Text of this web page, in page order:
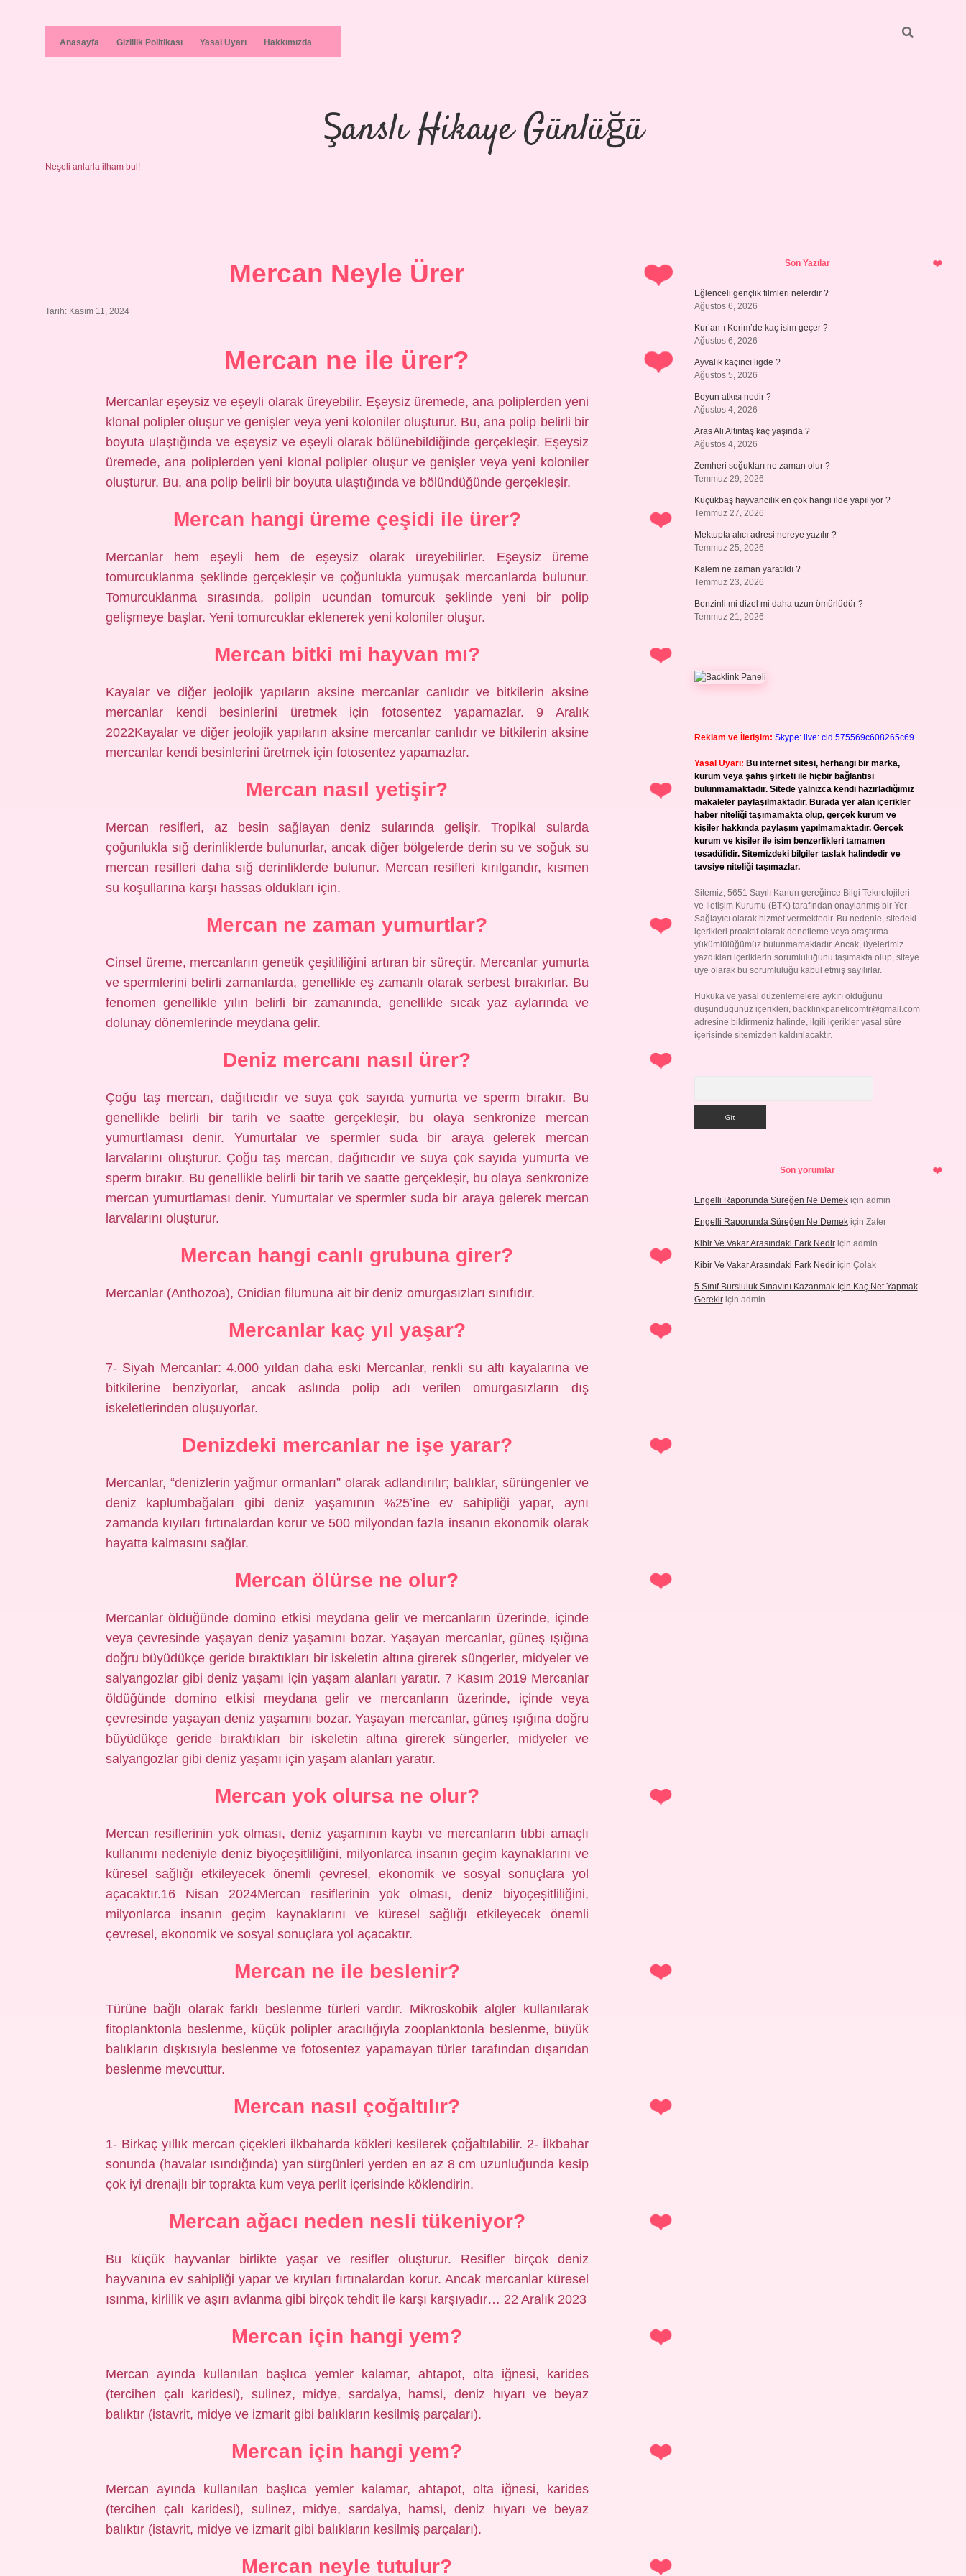
Anasayfa Gizlilik Politikası Yasal Uyarı Hakkımızda
Şanslı Hikaye Günlüğü
Neşeli anlarla ilham bul!
Mercan Neyle Ürer
Tarih: Kasım 11, 2024
Mercan ne ile ürer?
Mercanlar eşeysiz ve eşeyli olarak üreyebilir. Eşeysiz üremede, ana poliplerden yeni
klonal polipler oluşur ve genişler veya yeni koloniler oluşturur. Bu, ana polip belirli bir
boyuta ulaştığında ve eşeysiz ve eşeyli olarak bölünebildiğinde gerçekleşir. Eşeysiz
üremede, ana poliplerden yeni klonal polipler oluşur ve genişler veya yeni koloniler
oluşturur. Bu, ana polip belirli bir boyuta ulaştığında ve bölündüğünde gerçekleşir.
Mercan hangi üreme çeşidi ile ürer?
Mercanlar hem eşeyli hem de eşeysiz olarak üreyebilirler. Eşeysiz üreme
tomurcuklanma şeklinde gerçekleşir ve çoğunlukla yumuşak mercanlarda bulunur.
Tomurcuklanma sırasında, polipin ucundan tomurcuk şeklinde yeni bir polip
gelişmeye başlar. Yeni tomurcuklar eklenerek yeni koloniler oluşur.
Mercan bitki mi hayvan mı?
Kayalar ve diğer jeolojik yapıların aksine mercanlar canlıdır ve bitkilerin aksine
mercanlar kendi besinlerini üretmek için fotosentez yapamazlar. 9 Aralık
2022Kayalar ve diğer jeolojik yapıların aksine mercanlar canlıdır ve bitkilerin aksine
mercanlar kendi besinlerini üretmek için fotosentez yapamazlar.
Mercan nasıl yetişir?
Mercan resifleri, az besin sağlayan deniz sularında gelişir. Tropikal sularda
çoğunlukla sığ derinliklerde bulunurlar, ancak diğer bölgelerde derin su ve soğuk su
mercan resifleri daha sığ derinliklerde bulunur. Mercan resifleri kırılgandır, kısmen
su koşullarına karşı hassas oldukları için.
Mercan ne zaman yumurtlar?
Cinsel üreme, mercanların genetik çeşitliliğini artıran bir süreçtir. Mercanlar yumurta
ve spermlerini belirli zamanlarda, genellikle eş zamanlı olarak serbest bırakırlar. Bu
fenomen genellikle yılın belirli bir zamanında, genellikle sıcak yaz aylarında ve
dolunay dönemlerinde meydana gelir.
Deniz mercanı nasıl ürer?
Çoğu taş mercan, dağıtıcıdır ve suya çok sayıda yumurta ve sperm bırakır. Bu
genellikle belirli bir tarih ve saatte gerçekleşir, bu olaya senkronize mercan
yumurtlaması denir. Yumurtalar ve spermler suda bir araya gelerek mercan
larvalarını oluşturur. Çoğu taş mercan, dağıtıcıdır ve suya çok sayıda yumurta ve
sperm bırakır. Bu genellikle belirli bir tarih ve saatte gerçekleşir, bu olaya senkronize
mercan yumurtlaması denir. Yumurtalar ve spermler suda bir araya gelerek mercan
larvalarını oluşturur.
Mercan hangi canlı grubuna girer?
Mercanlar (Anthozoa), Cnidian filumuna ait bir deniz omurgasızları sınıfıdır.
Mercanlar kaç yıl yaşar?
7- Siyah Mercanlar: 4.000 yıldan daha eski Mercanlar, renkli su altı kayalarına ve
bitkilerine benziyorlar, ancak aslında polip adı verilen omurgasızların dış
iskeletlerinden oluşuyorlar.
Denizdeki mercanlar ne işe yarar?
Mercanlar, “denizlerin yağmur ormanları” olarak adlandırılır; balıklar, sürüngenler ve
deniz kaplumbağaları gibi deniz yaşamının %25’ine ev sahipliği yapar, aynı
zamanda kıyıları fırtınalardan korur ve 500 milyondan fazla insanın ekonomik olarak
hayatta kalmasını sağlar.
Mercan ölürse ne olur?
Mercanlar öldüğünde domino etkisi meydana gelir ve mercanların üzerinde, içinde
veya çevresinde yaşayan deniz yaşamını bozar. Yaşayan mercanlar, güneş ışığına
doğru büyüdükçe geride bıraktıkları bir iskeletin altına girerek süngerler, midyeler ve
salyangozlar gibi deniz yaşamı için yaşam alanları yaratır. 7 Kasım 2019 Mercanlar
öldüğünde domino etkisi meydana gelir ve mercanların üzerinde, içinde veya
çevresinde yaşayan deniz yaşamını bozar. Yaşayan mercanlar, güneş ışığına doğru
büyüdükçe geride bıraktıkları bir iskeletin altına girerek süngerler, midyeler ve
salyangozlar gibi deniz yaşamı için yaşam alanları yaratır.
Mercan yok olursa ne olur?
Mercan resiflerinin yok olması, deniz yaşamının kaybı ve mercanların tıbbi amaçlı
kullanımı nedeniyle deniz biyoçeşitliliğini, milyonlarca insanın geçim kaynaklarını ve
küresel sağlığı etkileyecek önemli çevresel, ekonomik ve sosyal sonuçlara yol
açacaktır.16 Nisan 2024Mercan resiflerinin yok olması, deniz biyoçeşitliliğini,
milyonlarca insanın geçim kaynaklarını ve küresel sağlığı etkileyecek önemli
çevresel, ekonomik ve sosyal sonuçlara yol açacaktır.
Mercan ne ile beslenir?
Türüne bağlı olarak farklı beslenme türleri vardır. Mikroskobik algler kullanılarak
fitoplanktonla beslenme, küçük polipler aracılığıyla zooplanktonla beslenme, büyük
balıkların dışkısıyla beslenme ve fotosentez yapamayan türler tarafından dışarıdan
beslenme mevcuttur.
Mercan nasıl çoğaltılır?
1- Birkaç yıllık mercan çiçekleri ilkbaharda kökleri kesilerek çoğaltılabilir. 2- İlkbahar
sonunda (havalar ısındığında) yan sürgünleri yerden en az 8 cm uzunluğunda kesip
çok iyi drenajlı bir toprakta kum veya perlit içerisinde köklendirin.
Mercan ağacı neden nesli tükeniyor?
Bu küçük hayvanlar birlikte yaşar ve resifler oluşturur. Resifler birçok deniz
hayvanına ev sahipliği yapar ve kıyıları fırtınalardan korur. Ancak mercanlar küresel
ısınma, kirlilik ve aşırı avlanma gibi birçok tehdit ile karşı karşıyadır… 22 Aralık 2023
Mercan için hangi yem?
Mercan ayında kullanılan başlıca yemler kalamar, ahtapot, olta iğnesi, karides
(tercihen çalı karidesi), sulinez, midye, sardalya, hamsi, deniz hıyarı ve beyaz
balıktır (istavrit, midye ve izmarit gibi balıkların kesilmiş parçaları).
Mercan için hangi yem?
Mercan ayında kullanılan başlıca yemler kalamar, ahtapot, olta iğnesi, karides
(tercihen çalı karidesi), sulinez, midye, sardalya, hamsi, deniz hıyarı ve beyaz
balıktır (istavrit, midye ve izmarit gibi balıkların kesilmiş parçaları).
Mercan neyle tutulur?
SidebarSon Yazılar
Eğlenceli gençlik filmleri nelerdir ?
Ağustos 6, 2026
Kur’an-ı Kerim’de kaç isim geçer ?
Ağustos 6, 2026
Ayvalık kaçıncı ligde ?
Ağustos 5, 2026
Boyun atkısı nedir ?
Ağustos 4, 2026
Aras Ali Altıntaş kaç yaşında ?
Ağustos 4, 2026
Zemheri soğukları ne zaman olur ?
Temmuz 29, 2026
Küçükbaş hayvancılık en çok hangi ilde yapılıyor ?
Temmuz 27, 2026
Mektupta alıcı adresi nereye yazılır ?
Temmuz 25, 2026
Kalem ne zaman yaratıldı ?
Temmuz 23, 2026
Benzinli mi dizel mi daha uzun ömürlüdür ?
Temmuz 21, 2026
Reklam ve İletişim: Skype: live:.cid.575569c608265c69
Yasal Uyarı: Bu internet sitesi, herhangi bir marka,
kurum veya şahıs şirketi ile hiçbir bağlantısı
bulunmamaktadır. Sitede yalnızca kendi hazırladığımız
makaleler paylaşılmaktadır. Burada yer alan içerikler
haber niteliği taşımamakta olup, gerçek kurum ve
kişiler hakkında paylaşım yapılmamaktadır. Gerçek
kurum ve kişiler ile isim benzerlikleri tamamen
tesadüfidir. Sitemizdeki bilgiler taslak halindedir ve
tavsiye niteliği taşımazlar.
Sitemiz, 5651 Sayılı Kanun gereğince Bilgi Teknolojileri
ve İletişim Kurumu (BTK) tarafından onaylanmış bir Yer
Sağlayıcı olarak hizmet vermektedir. Bu nedenle, sitedeki
içerikleri proaktif olarak denetleme veya araştırma
yükümlülüğümüz bulunmamaktadır. Ancak, üyelerimiz
yazdıkları içeriklerin sorumluluğunu taşımakta olup, siteye
üye olarak bu sorumluluğu kabul etmiş sayılırlar.
Hukuka ve yasal düzenlemelere aykırı olduğunu
düşündüğünüz içerikleri, backlinkpanelicomtr@gmail.com
adresine bildirmeniz halinde, ilgili içerikler yasal süre
içerisinde sitemizden kaldırılacaktır.
Son yorumlar
Engelli Raporunda Süreğen Ne Demekiçin admin
Engelli Raporunda Süreğen Ne Demekiçin Zafer
Kibir Ve Vakar Arasındaki Fark Nediriçin admin
Kibir Ve Vakar Arasındaki Fark Nediriçin Çolak
5 Sınıf Bursluluk Sınavını Kazanmak Için Kaç Net Yapmak
Gerekiriçin admin